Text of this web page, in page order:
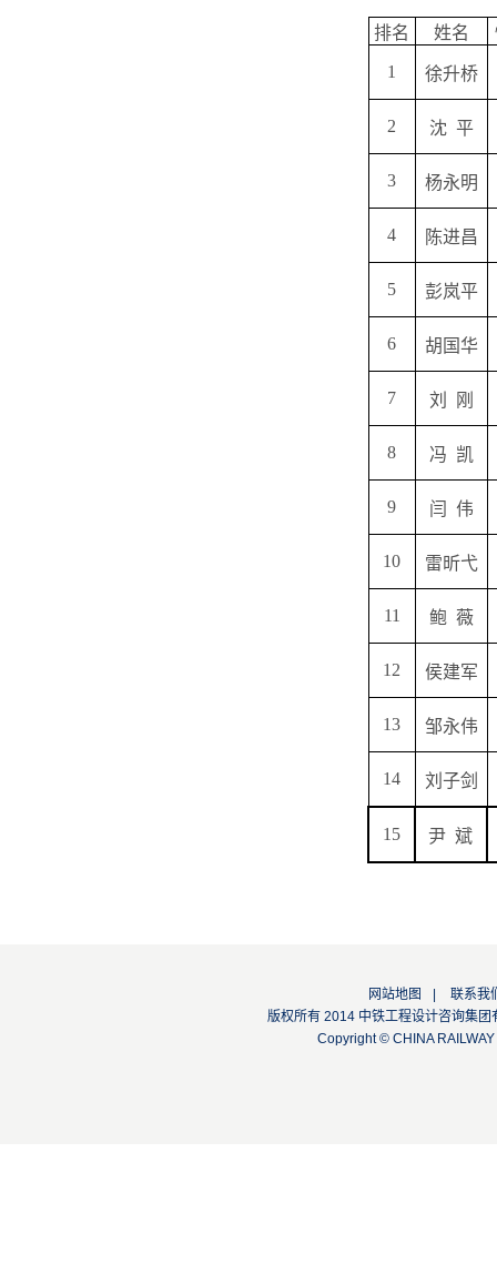
排名 姓名
1 徐升桥
2 沈 平
3 杨永明
4 陈进昌
5 彭岚平
6 胡国华
7 刘 刚
8 冯 凯
9 闫 伟
10 雷昕弋
11 鲍 薇
12 侯建军
13 邹永伟
14 刘子剑
15 尹 斌
网站地图
联系我
版权所有 2014 中铁工程设计咨询
Copyright © CHINA